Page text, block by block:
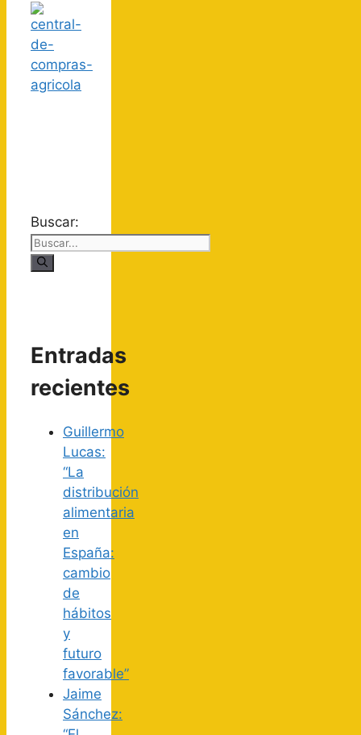
Buscar:
Entradas
recientes
Guillermo
Lucas:
“La
distribución
alimentaria
en
España:
cambio
de
hábitos
y
futuro
favorable”
Jaime
Sánchez: